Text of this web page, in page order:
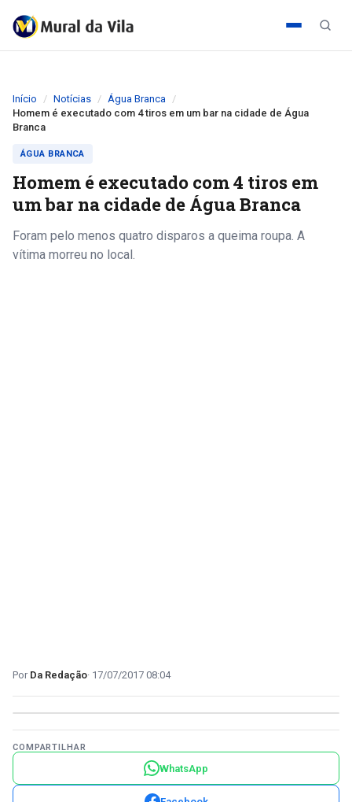
Início Notícias
Água Branca
Homem é executado com 4 tiros em um bar na cidade de Água
Branca
ÁGUA BRANCA
Homem é executado com 4 tiros em
um bar na cidade de Água Branca
Foram pelo menos quatro disparos a queima roupa. A
vítima morreu no local.
Da Redação 17/07/2017 08:04
COMPARTILHAR
WhatsApp